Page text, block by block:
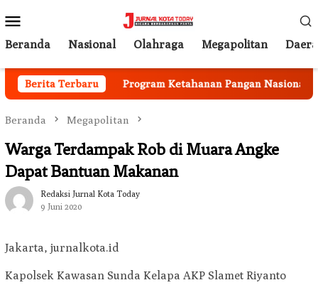
ke
kontenMobile
Beranda Nasional Olahraga Megapolitan
Berita Terbaru
Berjalan Program Ketahanan Pangan Nasional,
Beranda Megapolitan
Warga Terdampak Rob di Muara Angke
Dapat Bantuan Makanan
Redaksi Jurnal Kota Today
9 Juni 2020
Jakarta, jurnalkota.id
Kapolsek Kawasan Sunda Kelapa AKP Slamet Riyanto